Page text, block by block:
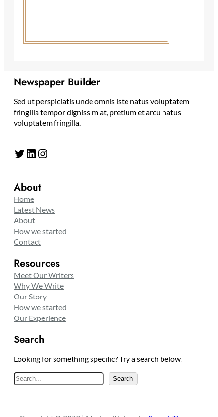
Newspaper Builder
Sed ut perspiciatis unde omnis iste natus voluptatem
fringilla tempor dignissim at, pretium et arcu natus
voluptatem fringilla.
Twitter LinkedIn Instagram
About
Home
Latest News
About
How we started
Contact
Resources
Meet Our Writers
Why We Write
Our Story
How we started
Our Experience
Search
Looking for something specific? Try a search below!
S
e
Search